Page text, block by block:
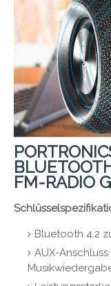
FM-RADIO
Bluetooth 4.2
AUX-